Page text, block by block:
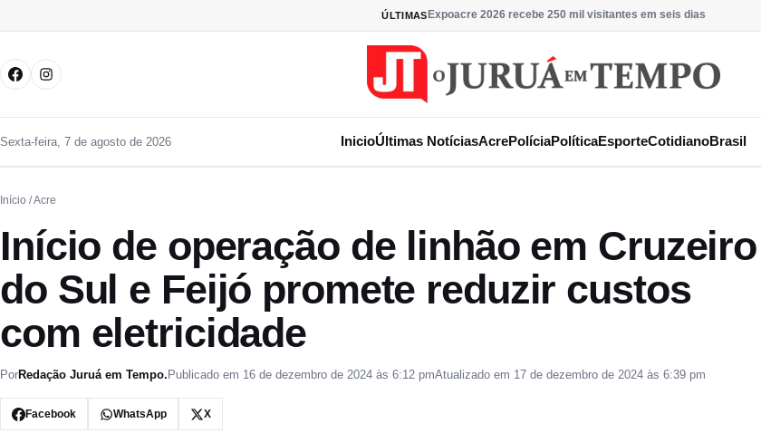
ÚLTIMAS Expoacre 2026 recebe 250 mil visitantes em seis dias
Sexta-feira, 7 de agosto de 2026 InicioÚltimas NotíciasAcrePolíciaPolíticaEsporteCotidianoBrasil
Início / Acre
Início de operação de linhão em Cruzeiro
do Sul e Feijó promete reduzir custos
com eletricidade
PorRedação Juruá em Tempo. Publicado em 16 de dezembro de 2024 às 6:12 pmAtualizado em 17 de dezembro de 2024 às 6:39 pm
Facebook WhatsApp X